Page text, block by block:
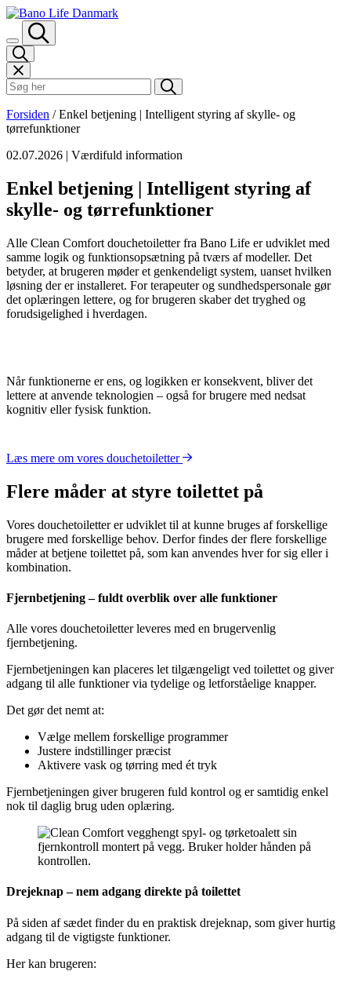
Spring til indhold
Søk i Bano Life
Forsiden /Enkel betjening | Intelligent styring af skylle- og
tørrefunktioner
02.07.2026 | Værdifuld information
Enkel betjening | Intelligent styring af
skylle- og tørrefunktioner
Alle Clean Comfort douchetoiletter fra Bano Life er udviklet med
samme logik og funktionsopsætning på tværs af modeller. Det
betyder, at brugeren møder et genkendeligt system, uanset hvilken
løsning der er installeret. For terapeuter og sundhedspersonale gør
det oplæringen lettere, og for brugeren skaber det tryghed og
forudsigelighed i hverdagen.
Når funktionerne er ens, og logikken er konsekvent, bliver det
lettere at anvende teknologien – også for brugere med nedsat
kognitiv eller fysisk funktion.
Læs mere om vores douchetoiletter
Flere måder at styre toilettet på
Vores douchetoiletter er udviklet til at kunne bruges af forskellige
brugere med forskellige behov. Derfor findes der flere forskellige
måder at betjene toilettet på, som kan anvendes hver for sig eller i
kombination.
Fjernbetjening – fuldt overblik over alle funktioner
Alle vores douchetoiletter leveres med en brugervenlig
fjernbetjening.
Fjernbetjeningen kan placeres let tilgængeligt ved toilettet og giver
adgang til alle funktioner via tydelige og letforståelige knapper.
Det gør det nemt at:
Vælge mellem forskellige programmer
Justere indstillinger præcist
Aktivere vask og tørring med ét tryk
Fjernbetjeningen giver brugeren fuld kontrol og er samtidig enkel
nok til daglig brug uden oplæring.
Drejeknap – nem adgang direkte på toilettet
På siden af sædet finder du en praktisk drejeknap, som giver hurtig
adgang til de vigtigste funktioner.
Her kan brugeren: